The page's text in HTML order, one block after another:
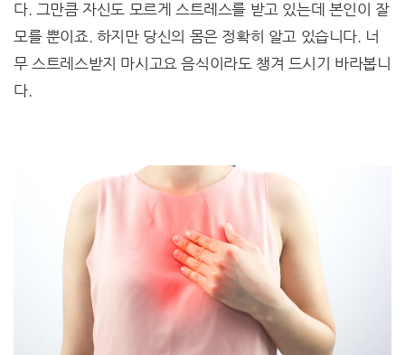
다. 그만큼 자신도 모르게 스트레스를 받고 있는데 본인이 잘
모를 뿐이죠. 하지만 당신의 몸은 정확히 알고 있습니다. 너
무 스트레스받지 마시고요 음식이라도 챙겨 드시기 바라봅니
다.